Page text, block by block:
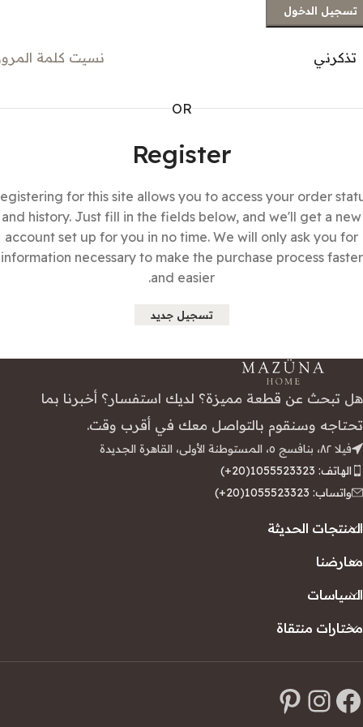
تسجيل الدخول
نسيت كلمة تذكرني
OR
Register
for this site allows you to access your order
and history. Just fill in the fields below, and we'll get a new
account set up for you in no time. We will only ask you for
information necessary to make the purchase process faster
and easier.
تسجيل جديد
هل تبحث عن قطعة مميزة؟ لديك استفسار؟ أخبرنا بما
تحتاجه وسنقوم بالتواصل معك في أقرب وقت.
فيلا ٨٢، بنافسج ٥، المستوطنة الأولى، القاهرة الجديدة
الهاتف: 1055523323(20+)
واتساب: 1055523323(20+)
المنتجات الحديثة
معارضنا
السياسات
مختارات منتقاة